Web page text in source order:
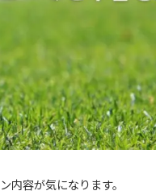
内容が気になります。